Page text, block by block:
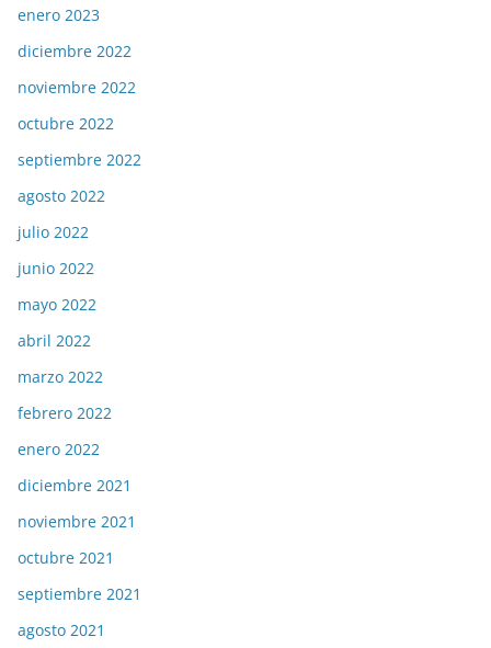
enero 2023
diciembre 2022
noviembre 2022
octubre 2022
septiembre 2022
agosto 2022
julio 2022
junio 2022
mayo 2022
abril 2022
marzo 2022
febrero 2022
enero 2022
diciembre 2021
noviembre 2021
octubre 2021
septiembre 2021
agosto 2021